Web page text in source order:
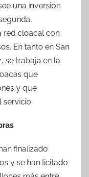
una inversión
red cloacal con
En tanto en San
se trabaja en la
que
y que
servicio.
finalizado
y se han licitado